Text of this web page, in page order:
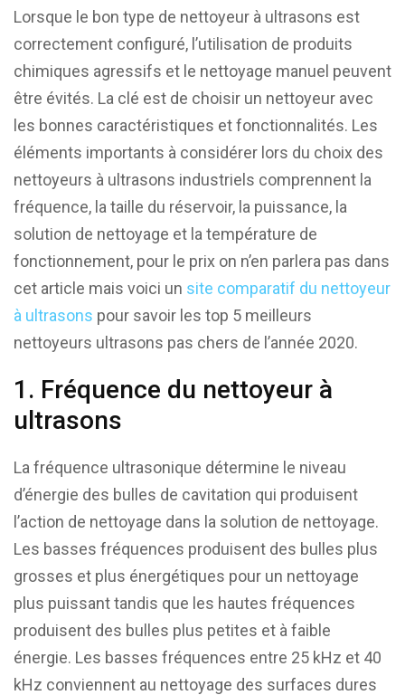
Lorsque le bon type de nettoyeur à ultrasons est
correctement configuré, l’utilisation de produits
chimiques agressifs et le nettoyage manuel peuvent
être évités. La clé est de choisir un nettoyeur avec
les bonnes caractéristiques et fonctionnalités. Les
éléments importants à considérer lors du choix des
nettoyeurs à ultrasons industriels comprennent la
fréquence, la taille du réservoir, la puissance, la
solution de nettoyage et la température de
fonctionnement, pour le prix on n’en parlera pas dans
cet article mais voici un site comparatif du nettoyeur
à ultrasons pour savoir les top 5 meilleurs
nettoyeurs ultrasons pas chers de l’année 2020.
1. Fréquence du nettoyeur à
ultrasons
La fréquence ultrasonique détermine le niveau
d’énergie des bulles de cavitation qui produisent
l’action de nettoyage dans la solution de nettoyage.
Les basses fréquences produisent des bulles plus
grosses et plus énergétiques pour un nettoyage
plus puissant tandis que les hautes fréquences
produisent des bulles plus petites et à faible
énergie. Les basses fréquences entre 25 kHz et 40
kHz conviennent au nettoyage des surfaces dures